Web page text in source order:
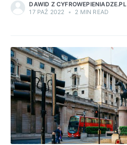
DAWID Z CYFROWEPIENIADZE.PL
17 PAŹ 2022 • 2 MIN READ